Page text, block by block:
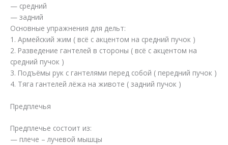
— средний
— задний
Основные упражнения для дельт:
1. Армейский жим ( всё с акцентом на средний пучок )
2. Разведение гантелей в стороны ( всё с акцентом на
средний пучок )
3. Подъёмы рук с гантелями перед собой ( передний пучок )
4. Тяга гантелей лёжа на животе ( задний пучок )
Предплечья
Предплечье состоит из:
— плече – лучевой мышцы